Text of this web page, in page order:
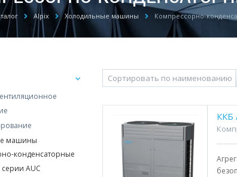
Alpix Холодильные машины Компрессорно-
машины
конденсаторные
серии AUC
ККБ